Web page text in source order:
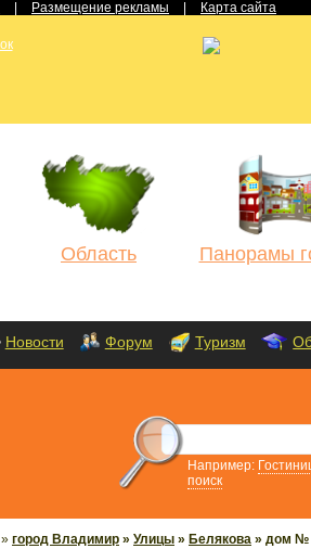
Размещение рекламы Карта сайта
Область Панорамы
Новости Форум Туризм
Например:
поиск
» город Владимир » Улицы » Белякова » дом №